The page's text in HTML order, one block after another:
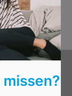
, gezond,
,winactie,